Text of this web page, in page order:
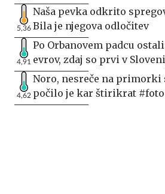
5,36
Naša pevka odkrito
Bila je njegova odločitev
4,91
Po Orbanovem padcu
evrov, zdaj so prvi v
4,62
Noro, nesreče na primorki
počilo je kar štirikrat #foto